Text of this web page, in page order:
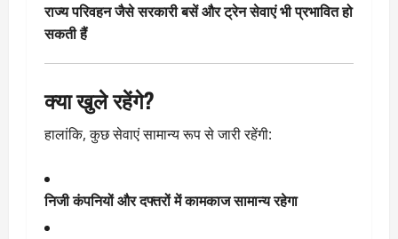
राज्य परिवहन जैसे सरकारी बसें और ट्रेन सेवाएं भी प्रभावित हो
सकती हैं
क्या खुले रहेंगे?
हालांकि, कुछ सेवाएं सामान्य रूप से जारी रहेंगी:
निजी कंपनियों और दफ्तरों में कामकाज सामान्य रहेगा